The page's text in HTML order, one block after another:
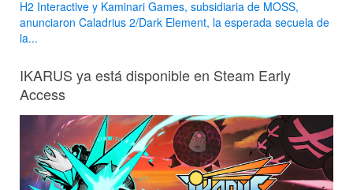
H2 Interactive y Kaminari Games, subsidiaria de MOSS,
anunciaron Caladrius 2/Dark Element, la esperada secuela de
la...
IKARUS ya está disponible en Steam Early
Access